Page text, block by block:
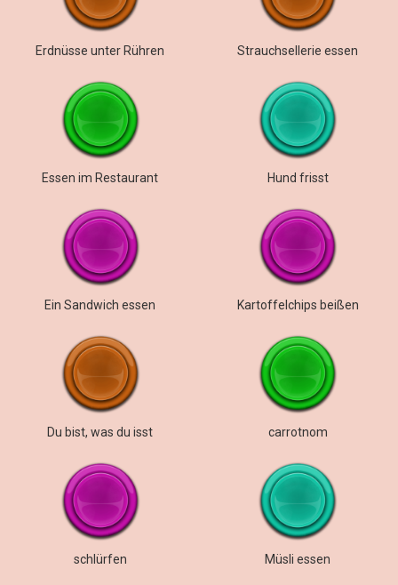
Erdnüsse unter Rühren Strauchsellerie essen
Essen im Restaurant Hund frisst
Ein Sandwich essen Kartoffelchips beißen
Du bist, was du isst carrotnom
schlürfen Müsli essen